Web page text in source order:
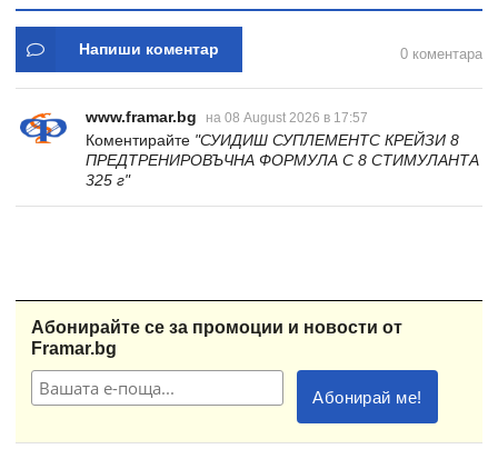
Напиши коментар 0 коментара
www.framar.bg на 08 August 2026 в 17:57
Коментирайте "СУИДИШ СУПЛЕМЕНТС КРЕЙЗИ 8
ПРЕДТРЕНИРОВЪЧНА ФОРМУЛА С 8 СТИМУЛАНТА
325 г"
Абонирайте се за промоции и новости от
Framar.bg